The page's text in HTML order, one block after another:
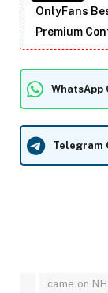
OnlyFans
Premium
WhatsApp
Telegram
came on